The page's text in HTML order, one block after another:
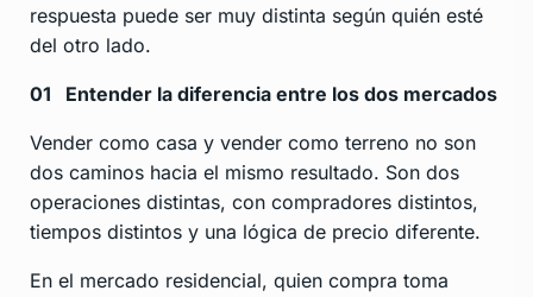
respuesta puede ser muy distinta según quién esté
del otro lado.
01 Entender la diferencia entre los dos mercados
Vender como casa y vender como terreno no son
dos caminos hacia el mismo resultado. Son dos
operaciones distintas, con compradores distintos,
tiempos distintos y una lógica de precio diferente.
En el mercado residencial, quien compra toma